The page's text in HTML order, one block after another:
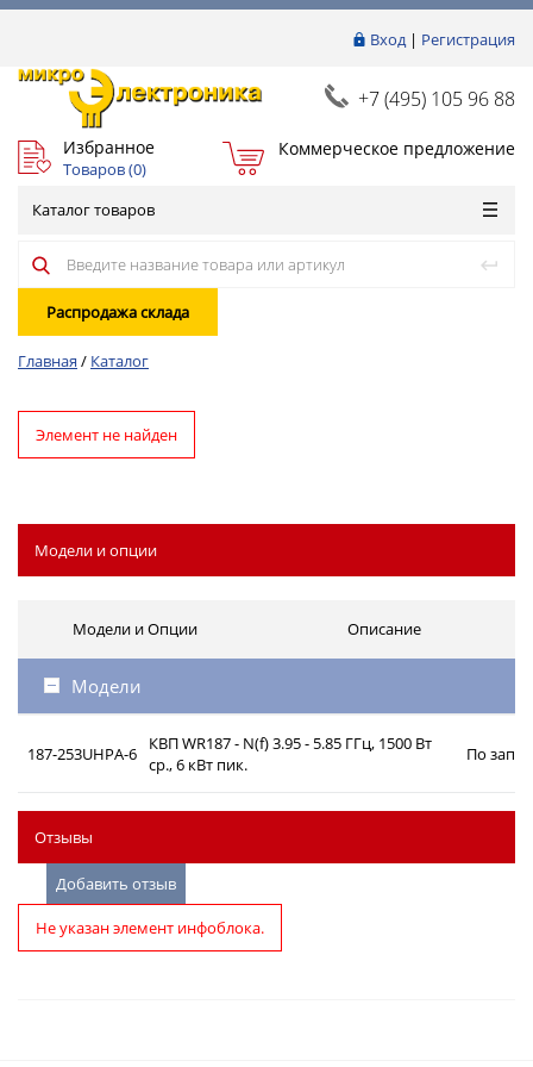
Вход| Регистрация
+7 (495) 105 96 88
Избранное
Товаров (0)
Коммерческое предложение
Каталог товаров
Распродажа склада
Главная / Каталог
Элемент не найден
Модели и опции
Модели и Опции Описание
Модели
187-253UHPA-6
КВП WR187 - N(f) 3.95 - 5.85 ГГц, 1500 Вт
ср., 6 кВт пик.
По
Отзывы
Добавить отзыв
Не указан элемент инфоблока.